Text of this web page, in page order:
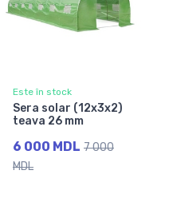
Este în stock
Sera solar (12x3x2)
teava 26 mm
6 000 MDL 7 000
MDL